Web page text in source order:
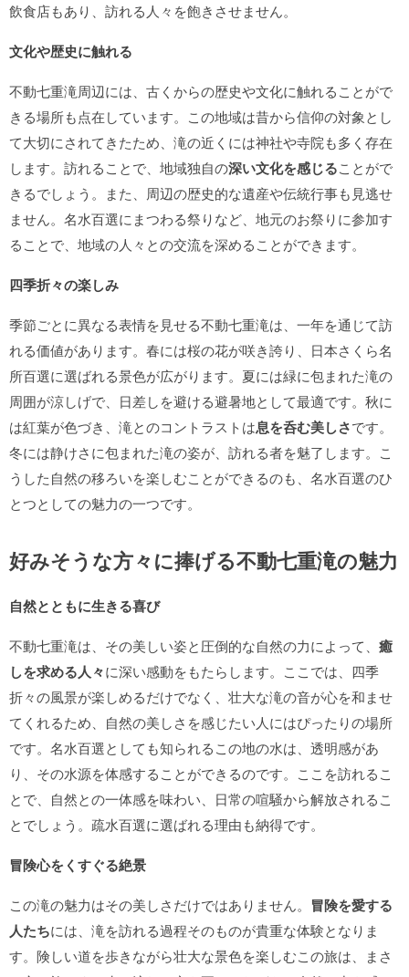
飲食店もあり、訪れる人々を飽きさせません。
文化や歴史に触れる
不動七重滝周辺には、古くからの歴史や文化に触れることがで
きる場所も点在しています。この地域は昔から信仰の対象とし
て大切にされてきたため、滝の近くには神社や寺院も多く存在
します。訪れることで、地域独自の深い文化を感じることがで
きるでしょう。また、周辺の歴史的な遺産や伝統行事も見逃せ
ません。名水百選にまつわる祭りなど、地元のお祭りに参加す
ることで、地域の人々との交流を深めることができます。
四季折々の楽しみ
季節ごとに異なる表情を見せる不動七重滝は、一年を通じて訪
れる価値があります。春には桜の花が咲き誇り、日本さくら名
所百選に選ばれる景色が広がります。夏には緑に包まれた滝の
周囲が涼しげで、日差しを避ける避暑地として最適です。秋に
は紅葉が色づき、滝とのコントラストは息を呑む美しさです。
冬には静けさに包まれた滝の姿が、訪れる者を魅了します。こ
うした自然の移ろいを楽しむことができるのも、名水百選のひ
とつとしての魅力の一つです。
好みそうな方々に捧げる不動七重滝の魅力
自然とともに生きる喜び
不動七重滝は、その美しい姿と圧倒的な自然の力によって、 癒
しを求める人々に深い感動をもたらします。ここでは、四季
折々の風景が楽しめるだけでなく、壮大な滝の音が心を和ませ
てくれるため、自然の美しさを感じたい人にはぴったりの場所
です。名水百選としても知られるこの地の水は、透明感があ
り、その水源を体感することができるのです。ここを訪れるこ
とで、自然との一体感を味わい、日常の喧騒から解放されるこ
とでしょう。疏水百選に選ばれる理由も納得です。
冒険心をくすぐる絶景
この滝の魅力はその美しさだけではありません。 冒険を愛する
人たちには、滝を訪れる過程そのものが貴重な体験となりま
す。険しい道を歩きながら壮大な景色を楽しむこの旅は、まさ